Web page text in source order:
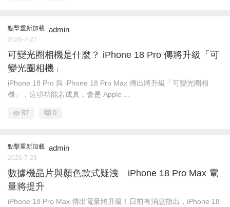
點擊重新加載 admin
2026-7-27
可變光圈相機是什麼？ iPhone 18 Pro 傳將升級「可
變光圈相機」
iPhone 18 Pro 與 iPhone 18 Pro Max 傳出將升級「可變光圈相
機」，這項功能若成真，會是 Apple ...
87 0
點擊重新加載 admin
2026-7-23
數據機晶片與顏色款式疑洩 iPhone 18 Pro Max 電
量將提升
iPhone 18 Pro Max 傳出電量將升級！日前有消息指出，iPhone 18